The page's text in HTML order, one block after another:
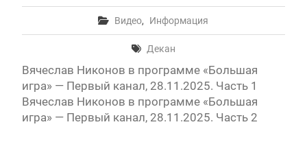
Видео, Информация
Декан
Вячеслав Никонов в программе «Большая
игра» — Первый канал, 28.11.2025. Часть 1
Вячеслав Никонов в программе «Большая
игра» — Первый канал, 28.11.2025. Часть 2